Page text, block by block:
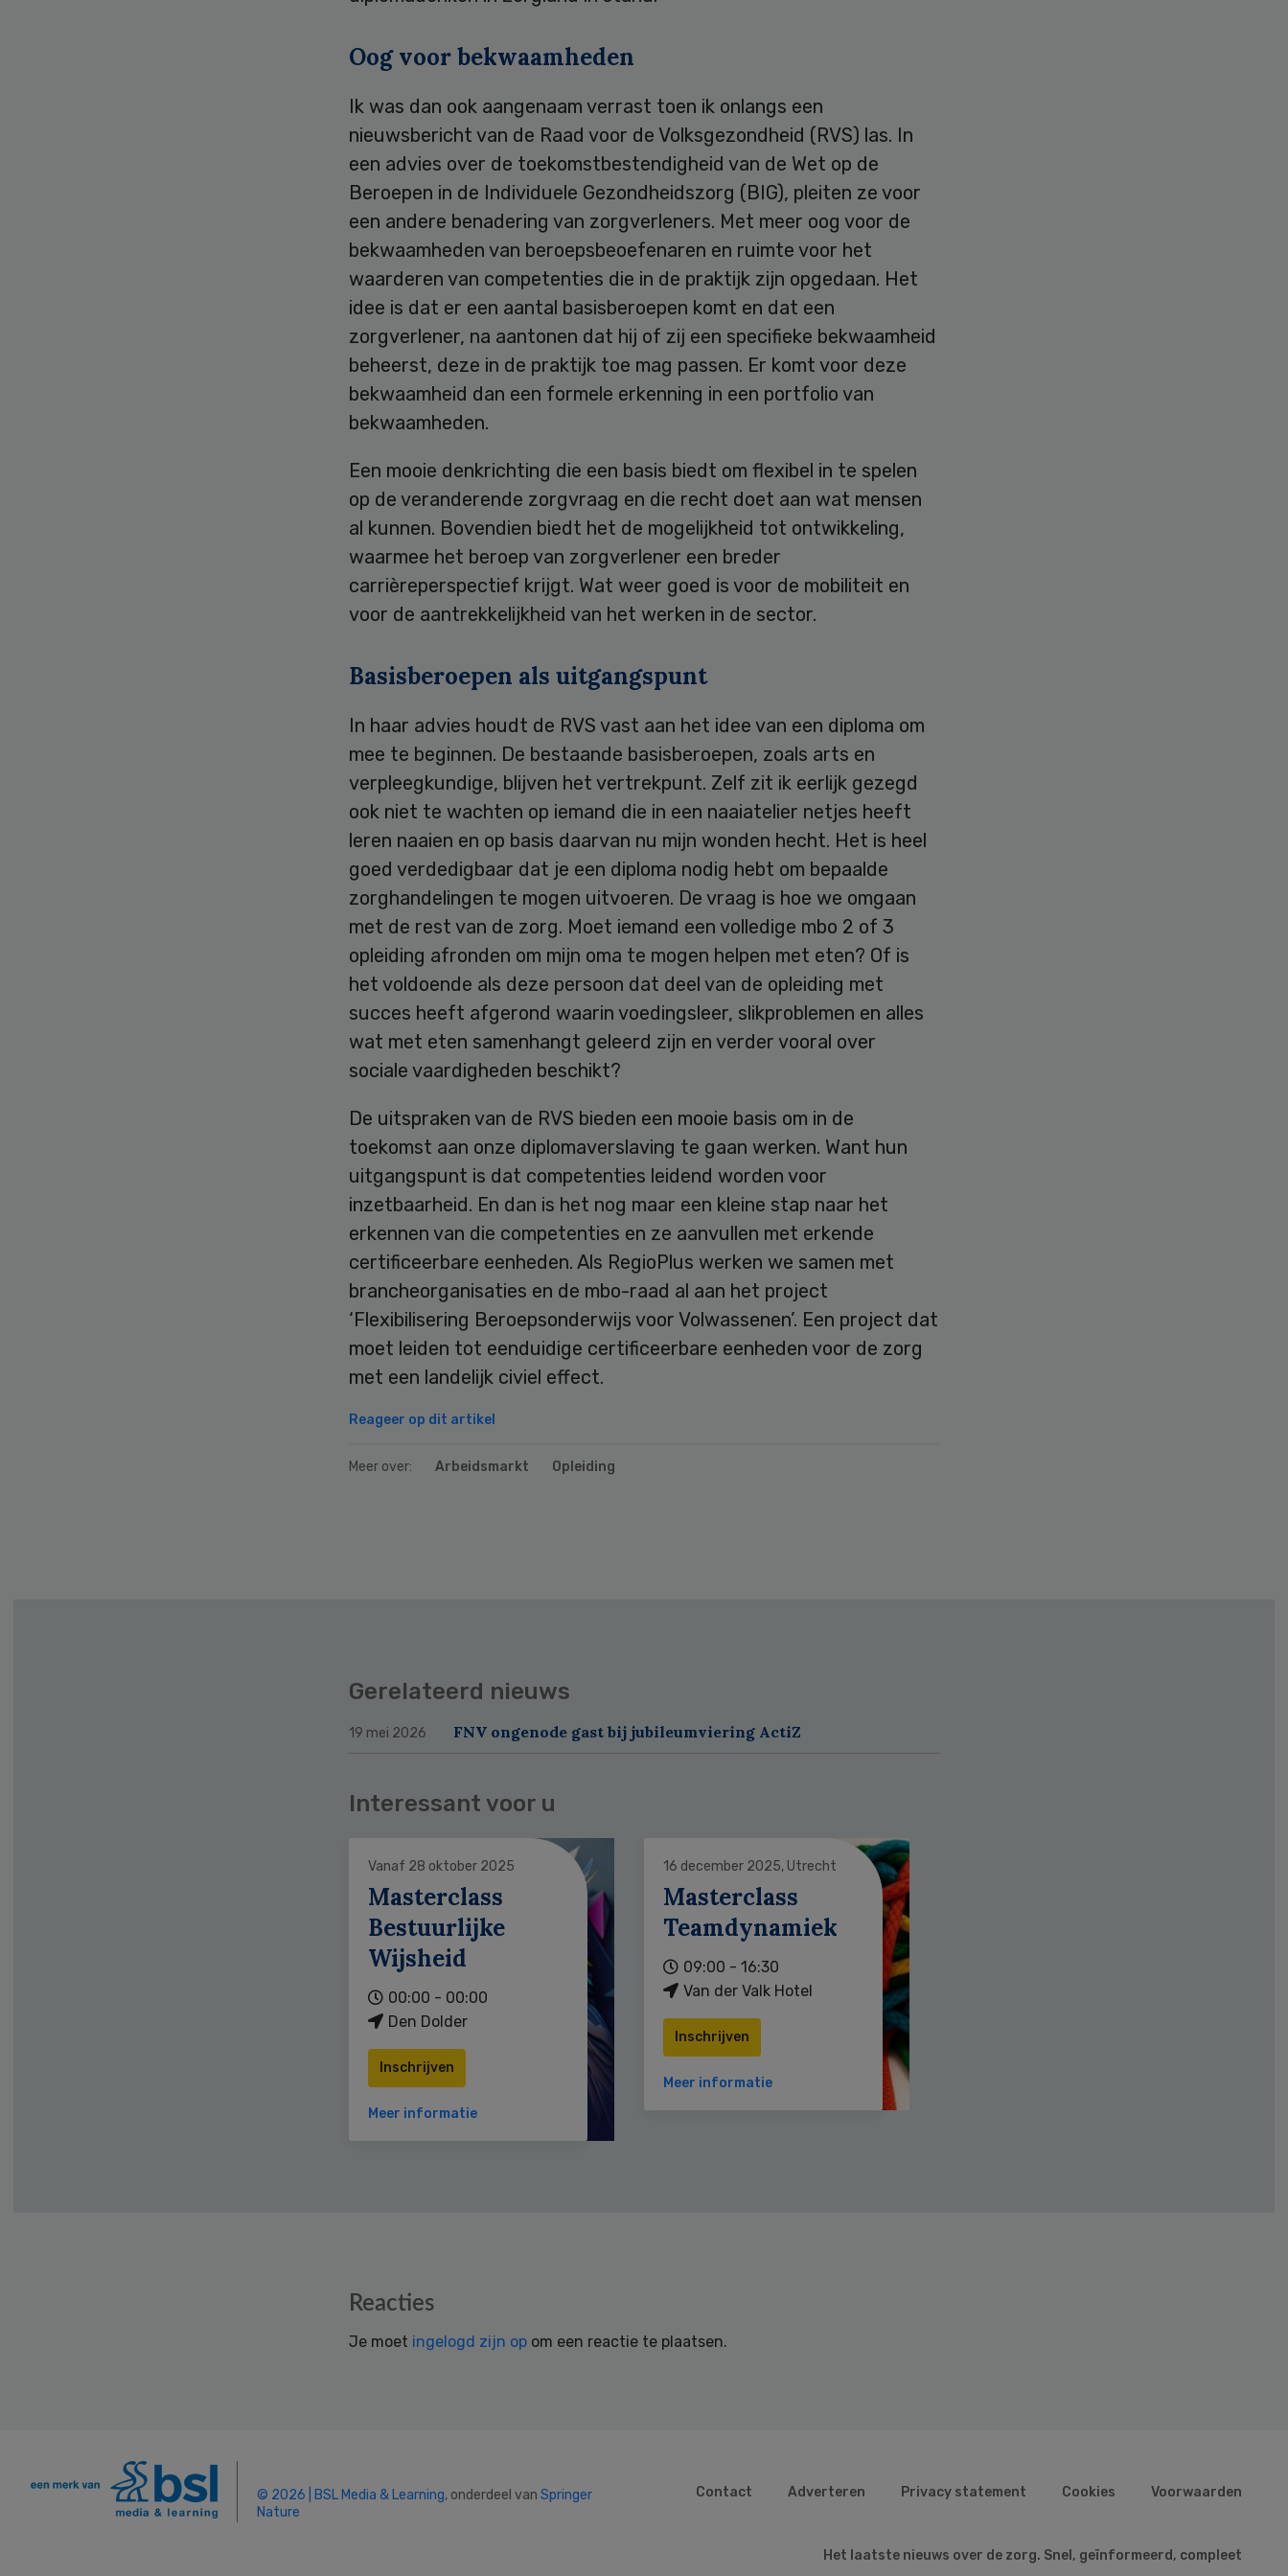
Oog voor bekwaamheden
Ik was dan ook aangenaam verrast toen ik onlangs een
nieuwsbericht van de Raad voor de Volksgezondheid (RVS) las. In
een advies over de toekomstbestendigheid van de Wet op de
Beroepen in de Individuele Gezondheidszorg (BIG), pleiten ze voor
een andere benadering van zorgverleners. Met meer oog voor de
bekwaamheden van beroepsbeoefenaren en ruimte voor het
waarderen van competenties die in de praktijk zijn opgedaan. Het
idee is dat er een aantal basisberoepen komt en dat een
zorgverlener, na aantonen dat hij of zij een specifieke bekwaamheid
beheerst, deze in de praktijk toe mag passen. Er komt voor deze
bekwaamheid dan een formele erkenning in een portfolio van
bekwaamheden.
Een mooie denkrichting die een basis biedt om flexibel in te spelen
op de veranderende zorgvraag en die recht doet aan wat mensen
al kunnen. Bovendien biedt het de mogelijkheid tot ontwikkeling,
waarmee het beroep van zorgverlener een breder
carrièreperspectief krijgt. Wat weer goed is voor de mobiliteit en
voor de aantrekkelijkheid van het werken in de sector.
Basisberoepen als uitgangspunt
In haar advies houdt de RVS vast aan het idee van een diploma om
mee te beginnen. De bestaande basisberoepen, zoals arts en
verpleegkundige, blijven het vertrekpunt. Zelf zit ik eerlijk gezegd
ook niet te wachten op iemand die in een naaiatelier netjes heeft
leren naaien en op basis daarvan nu mijn wonden hecht. Het is heel
goed verdedigbaar dat je een diploma nodig hebt om bepaalde
zorghandelingen te mogen uitvoeren. De vraag is hoe we omgaan
met de rest van de zorg. Moet iemand een volledige mbo 2 of 3
opleiding afronden om mijn oma te mogen helpen met eten? Of is
het voldoende als deze persoon dat deel van de opleiding met
succes heeft afgerond waarin voedingsleer, slikproblemen en alles
wat met eten samenhangt geleerd zijn en verder vooral over
sociale vaardigheden beschikt?
De uitspraken van de RVS bieden een mooie basis om in de
toekomst aan onze diplomaverslaving te gaan werken. Want hun
uitgangspunt is dat competenties leidend worden voor
inzetbaarheid. En dan is het nog maar een kleine stap naar het
erkennen van die competenties en ze aanvullen met erkende
certificeerbare eenheden. Als RegioPlus werken we samen met
brancheorganisaties en de mbo-raad al aan het project
‘Flexibilisering Beroepsonderwijs voor Volwassenen’. Een project dat
moet leiden tot eenduidige certificeerbare eenheden voor de zorg
met een landelijk civiel effect.
Reageer op dit artikel
Meer over: Arbeidsmarkt Opleiding
Gerelateerd nieuws
19 mei 2026 FNV ongenode gast bij jubileumviering ActiZ
Interessant voor u
Vanaf 28 oktober 2025
Masterclass
Bestuurlijke
Wijsheid
00:00 - 00:00
Den Dolder
Inschrijven
Meer informatie
16 december 2025, Utrecht
Masterclass
Teamdynamiek
09:00 - 16:30
Van der Valk Hotel
Inschrijven
Meer informatie
Reacties
Je moet ingelogd zijn op om een reactie te plaatsen.
© 2026 | BSL Media & Learning, onderdeel van Springer
Nature
Contact Adverteren Privacy statement Cookies Voorwaarden
Het laatste nieuws over de zorg. Snel, geïnformeerd, compleet